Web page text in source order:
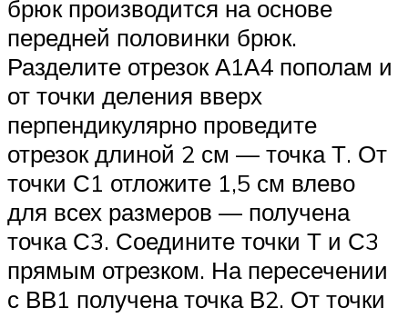
брюк производится на основе
передней половинки брюк.
Разделите отрезок А1А4 пополам и
от точки деления вверх
перпендикулярно проведите
отрезок длиной 2 см — точка Т. От
точки С1 отложите 1,5 см влево
для всех размеров — получена
точка С3. Соедините точки Т и С3
прямым отрезком. На пересечении
с ВВ1 получена точка В2. От точки